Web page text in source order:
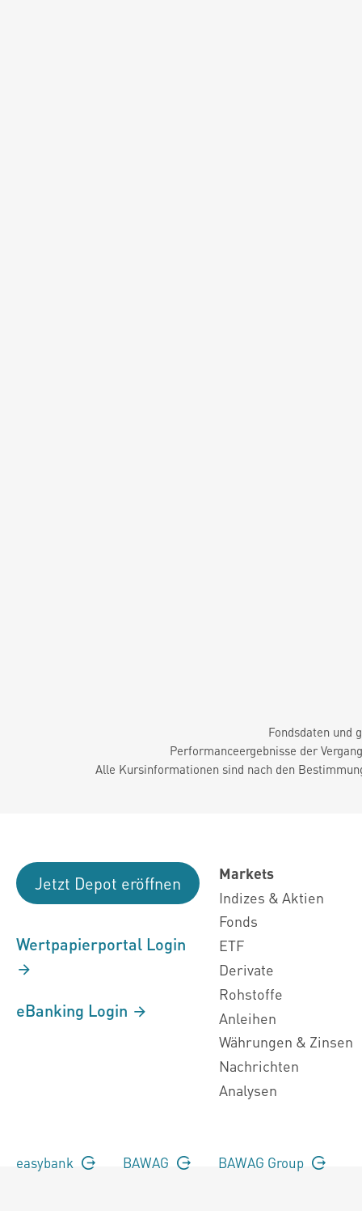
Fondsdaten und
Performanceergebnisse der
Alle Kursinformationen sind nach den
Jetzt Depot eröffnen
Wertpapierportal Login
eBanking Login
Markets
Indizes & Aktien
Fonds
ETF
Derivate
Rohstoffe
Anleihen
Währungen & Zinsen
Nachrichten
Analysen
easybank BAWAG BAWAG Group